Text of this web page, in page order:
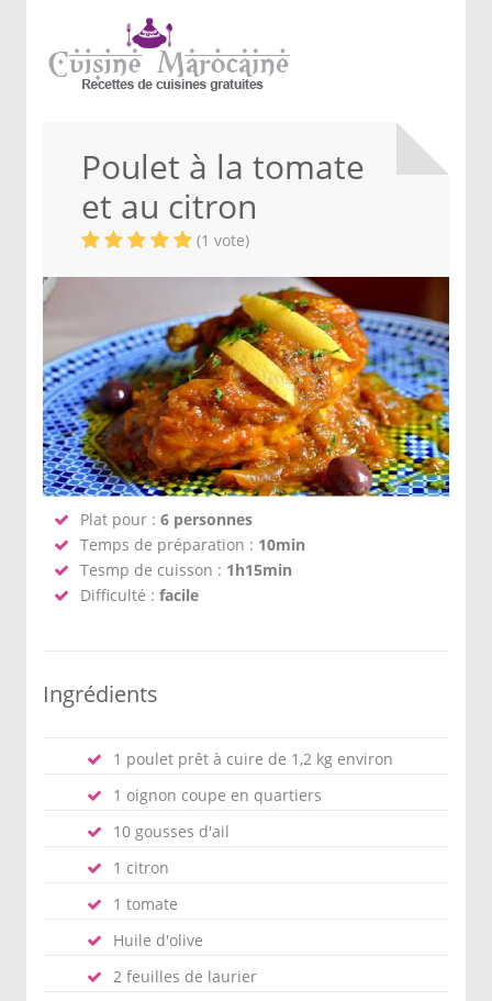
Poulet à la tomate
et au citron
(1 vote)
Plat pour : 6 personnes
Temps de préparation : 10min
Tesmp de cuisson : 1h15min
Difficulté : facile
Ingrédients
1 poulet prêt à cuire de 1,2 kg environ
1 oignon coupe en quartiers
10 gousses d'ail
1 citron
1 tomate
Huile d'olive
2 feuilles de laurier